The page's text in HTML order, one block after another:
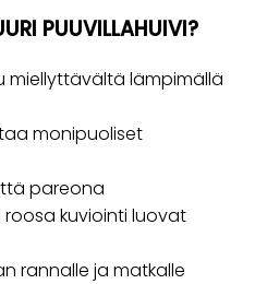
PUUVILLAHUIVI?
miellyttävältä lämpimällä
monipuoliset
pareona
kuviointi luovat
rannalle ja matkalle